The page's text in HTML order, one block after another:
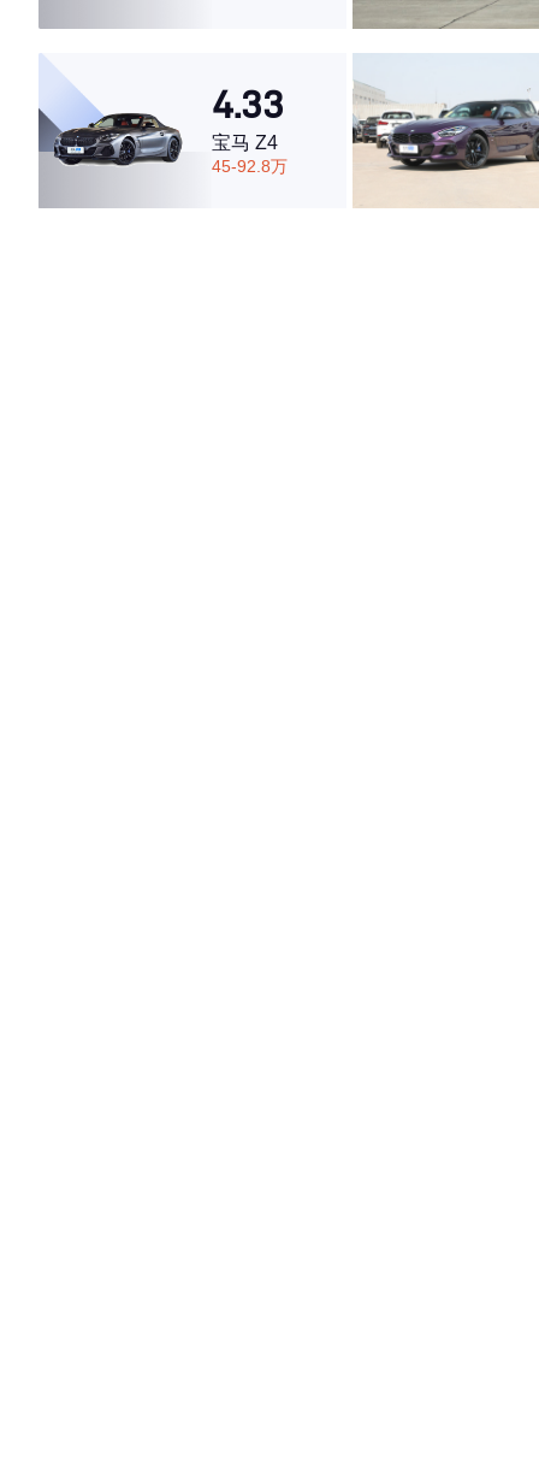
4.33
宝马 Z4
45-92.8万